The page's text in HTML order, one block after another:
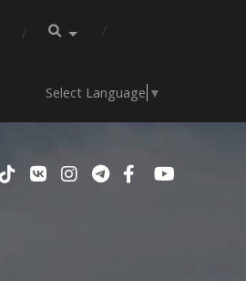
Select Language ▼